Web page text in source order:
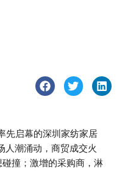
先启幕的深圳家纺家居
人潮涌动，商贸成交火
撞；激增的采购商，淋